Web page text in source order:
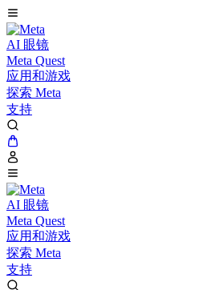
AI 眼镜
Meta Quest
应用和游戏
探索 Meta
支持
AI 眼镜
Meta Quest
应用和游戏
探索 Meta
支持